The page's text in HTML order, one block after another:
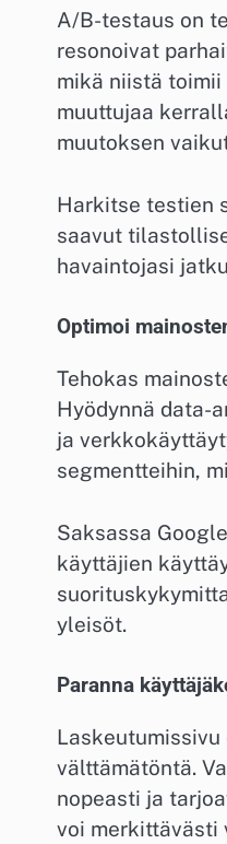
A/B-testaus on
resonoivat
mikä niistä toimii
muuttujaa
muutoksen
Harkitse testien
saavut
havaintojasi
Optimoi
Tehokas
Hyödynnä data-
ja
segmentteihin,
Saksassa
käyttäjien
yleisöt.
Paranna
välttämätöntä.
nopeasti ja
voi merkittävästi